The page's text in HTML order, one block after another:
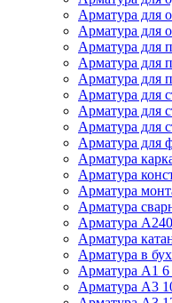
Арматура для
Арматура для
Арматура для
Арматура для
Арматура для
Арматура для
Арматура для
Арматура для
Арматура для
Арматура
Арматура
Арматура
Арматура
Арматура
Арматура
Арматура в
Арматура А1
Арматура А3